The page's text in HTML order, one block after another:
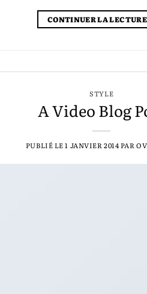
CONTINUER LA LECTURE
STYLE
A Video Blog
PUBLIÉ LE1 JANVIER 2014PAR